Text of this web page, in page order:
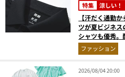
特集 涼しい！
【汗だく通勤
ツが夏ビジネ
シャツも優秀
ウエアの実力
ファッション
2026/08/04 20:00